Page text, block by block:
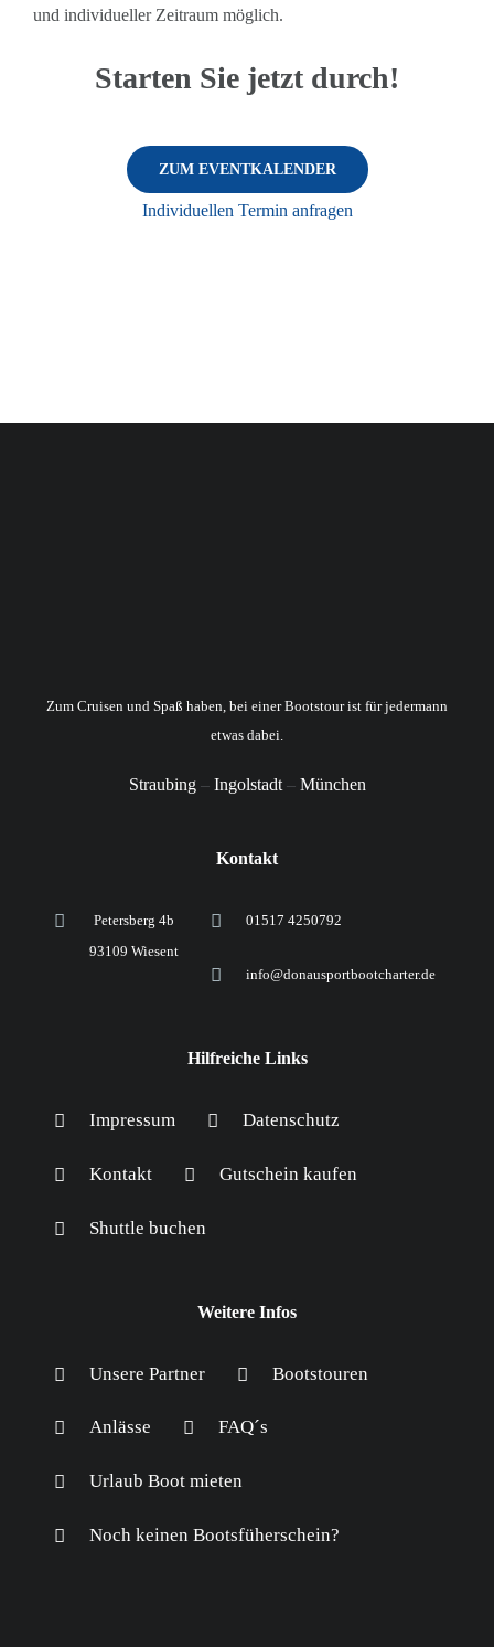
und individueller Zeitraum möglich.
Starten Sie jetzt durch!
ZUM EVENTKALENDER
Individuellen Termin anfragen
Zum Cruisen und Spaß haben, bei einer Bootstour ist für jedermann
etwas dabei.
Straubing– Ingolstadt– München
Kontakt
Petersberg 4b
93109 Wiesent
01517 4250792
info@donausportbootcharter.de
Hilfreiche Links
Impressum Datenschutz
Kontakt Gutschein kaufen
Shuttle buchen
Weitere Infos
Unsere Partner Bootstouren
Anlässe FAQ´s
Urlaub Boot mieten
Noch keinen Bootsfüherschein?